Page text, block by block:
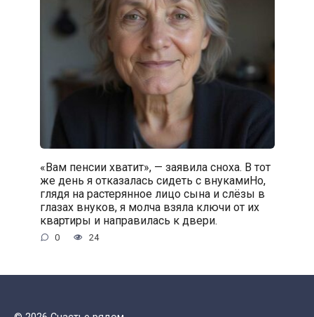
«Вам пенсии хватит», — заявила сноха. В тот
же день я отказалась сидеть с внукамиНо,
глядя на растерянное лицо сына и слёзы в
глазах внуков, я молча взяла ключи от их
квартиры и направилась к двери.
0 24